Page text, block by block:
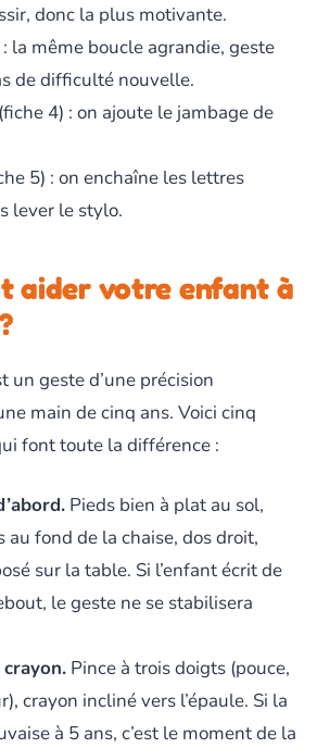
donc la plus motivante.
la même boucle agrandie, geste
de difficulté nouvelle.
(fiche 4) : on ajoute le jambage de
5) : on enchaîne les lettres
lever le stylo.
aider votre enfant à
un geste d’une précision
main de cinq ans. Voici cinq
font toute la différence :
Pieds bien à plat au sol,
au fond de la chaise, dos droit,
sur la table. Si l’enfant écrit de
le geste ne se stabilisera
Pince à trois doigts (pouce,
crayon incliné vers l’épaule. Si la
à 5 ans, c’est le moment de la